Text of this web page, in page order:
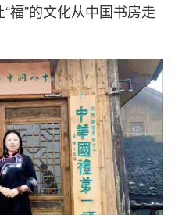
福”的文化从中国书房走